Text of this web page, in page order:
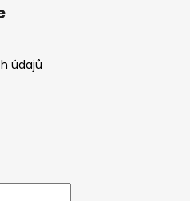
údajů